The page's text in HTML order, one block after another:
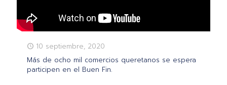
10 septiembre, 2020
Más de ocho mil comercios queretanos se espera
participen en el Buen Fin.